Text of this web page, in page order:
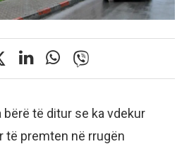
bërë të ditur se ka vdekur
të premten në rrugën